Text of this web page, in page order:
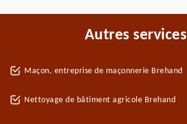
Autres services
Maçon, entreprise de maçonnerie Brehand
Nettoyage de bâtiment agricole Brehand